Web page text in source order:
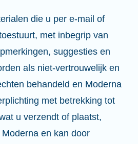
die u per e-mail of
met inbegrip van
suggesties en
als niet-vertrouwelijk en
behandeld en Moderna
met betrekking tot
u verzendt of plaatst,
en kan door